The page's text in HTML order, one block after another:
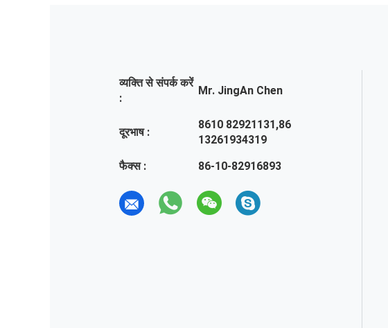
व्यक्ति से संपर्क करें
:
Mr. JingAn Chen
दूरभाष :
8610 82921131,86
13261934319
फैक्स :
86-10-82916893